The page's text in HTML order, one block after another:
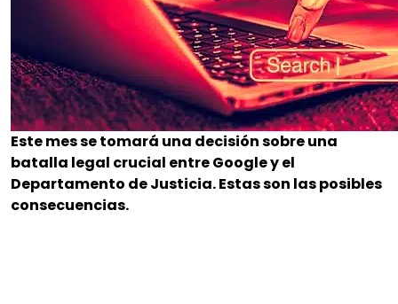
Este mes se tomará una decisión sobre una
batalla legal crucial entre Google y el
Departamento de Justicia. Estas son las posibles
consecuencias.